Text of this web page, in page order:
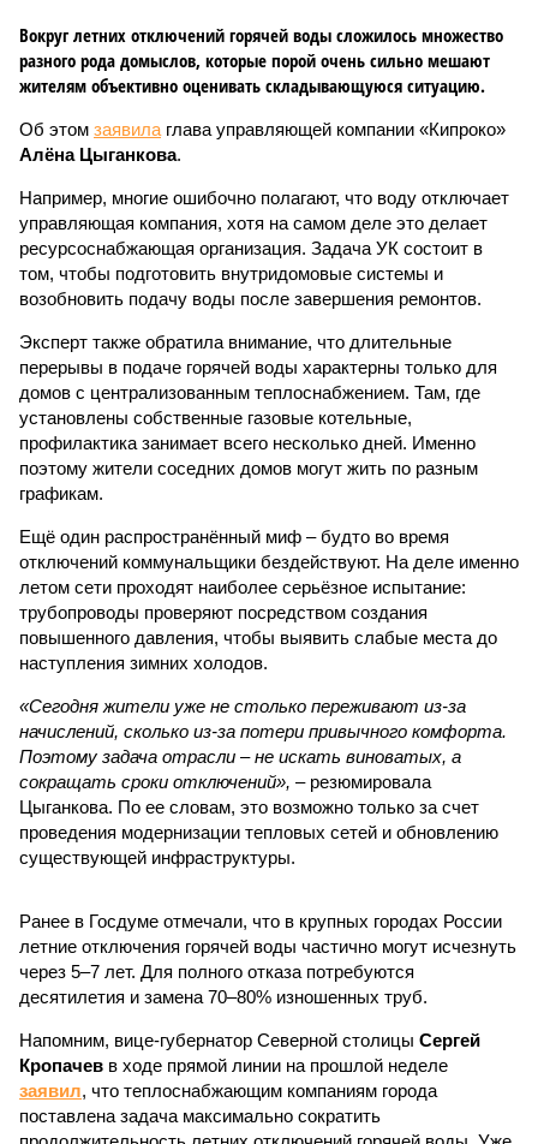
Вокруг летних отключений горячей воды сложилось множество
разного рода домыслов, которые порой очень сильно мешают
жителям объективно оценивать складывающуюся ситуацию.
Об этом заявила глава управляющей компании «Кипроко»
Алёна Цыганкова.
Например, многие ошибочно полагают, что воду отключает
управляющая компания, хотя на самом деле это делает
ресурсоснабжающая организация. Задача УК состоит в
том, чтобы подготовить внутридомовые системы и
возобновить подачу воды после завершения ремонтов.
Эксперт также обратила внимание, что длительные
перерывы в подаче горячей воды характерны только для
домов с централизованным теплоснабжением. Там, где
установлены собственные газовые котельные,
профилактика занимает всего несколько дней. Именно
поэтому жители соседних домов могут жить по разным
графикам.
Ещё один распространённый миф – будто во время
отключений коммунальщики бездействуют. На деле именно
летом сети проходят наиболее серьёзное испытание:
трубопроводы проверяют посредством создания
повышенного давления, чтобы выявить слабые места до
наступления зимних холодов.
«Сегодня жители уже не столько переживают из-за
начислений, сколько из-за потери привычного комфорта.
Поэтому задача отрасли – не искать виноватых, а
сокращать сроки отключений», – резюмировала
Цыганкова. По ее словам, это возможно только за счет
проведения модернизации тепловых сетей и обновлению
существующей инфраструктуры.
Ранее в Госдуме отмечали, что в крупных городах России
летние отключения горячей воды частично могут исчезнуть
через 5–7 лет. Для полного отказа потребуются
десятилетия и замена 70–80% изношенных труб.
Напомним, вице-губернатор Северной столицы Сергей
Кропачев в ходе прямой линии на прошлой неделе
заявил, что теплоснабжающим компаниям города
поставлена задача максимально сократить